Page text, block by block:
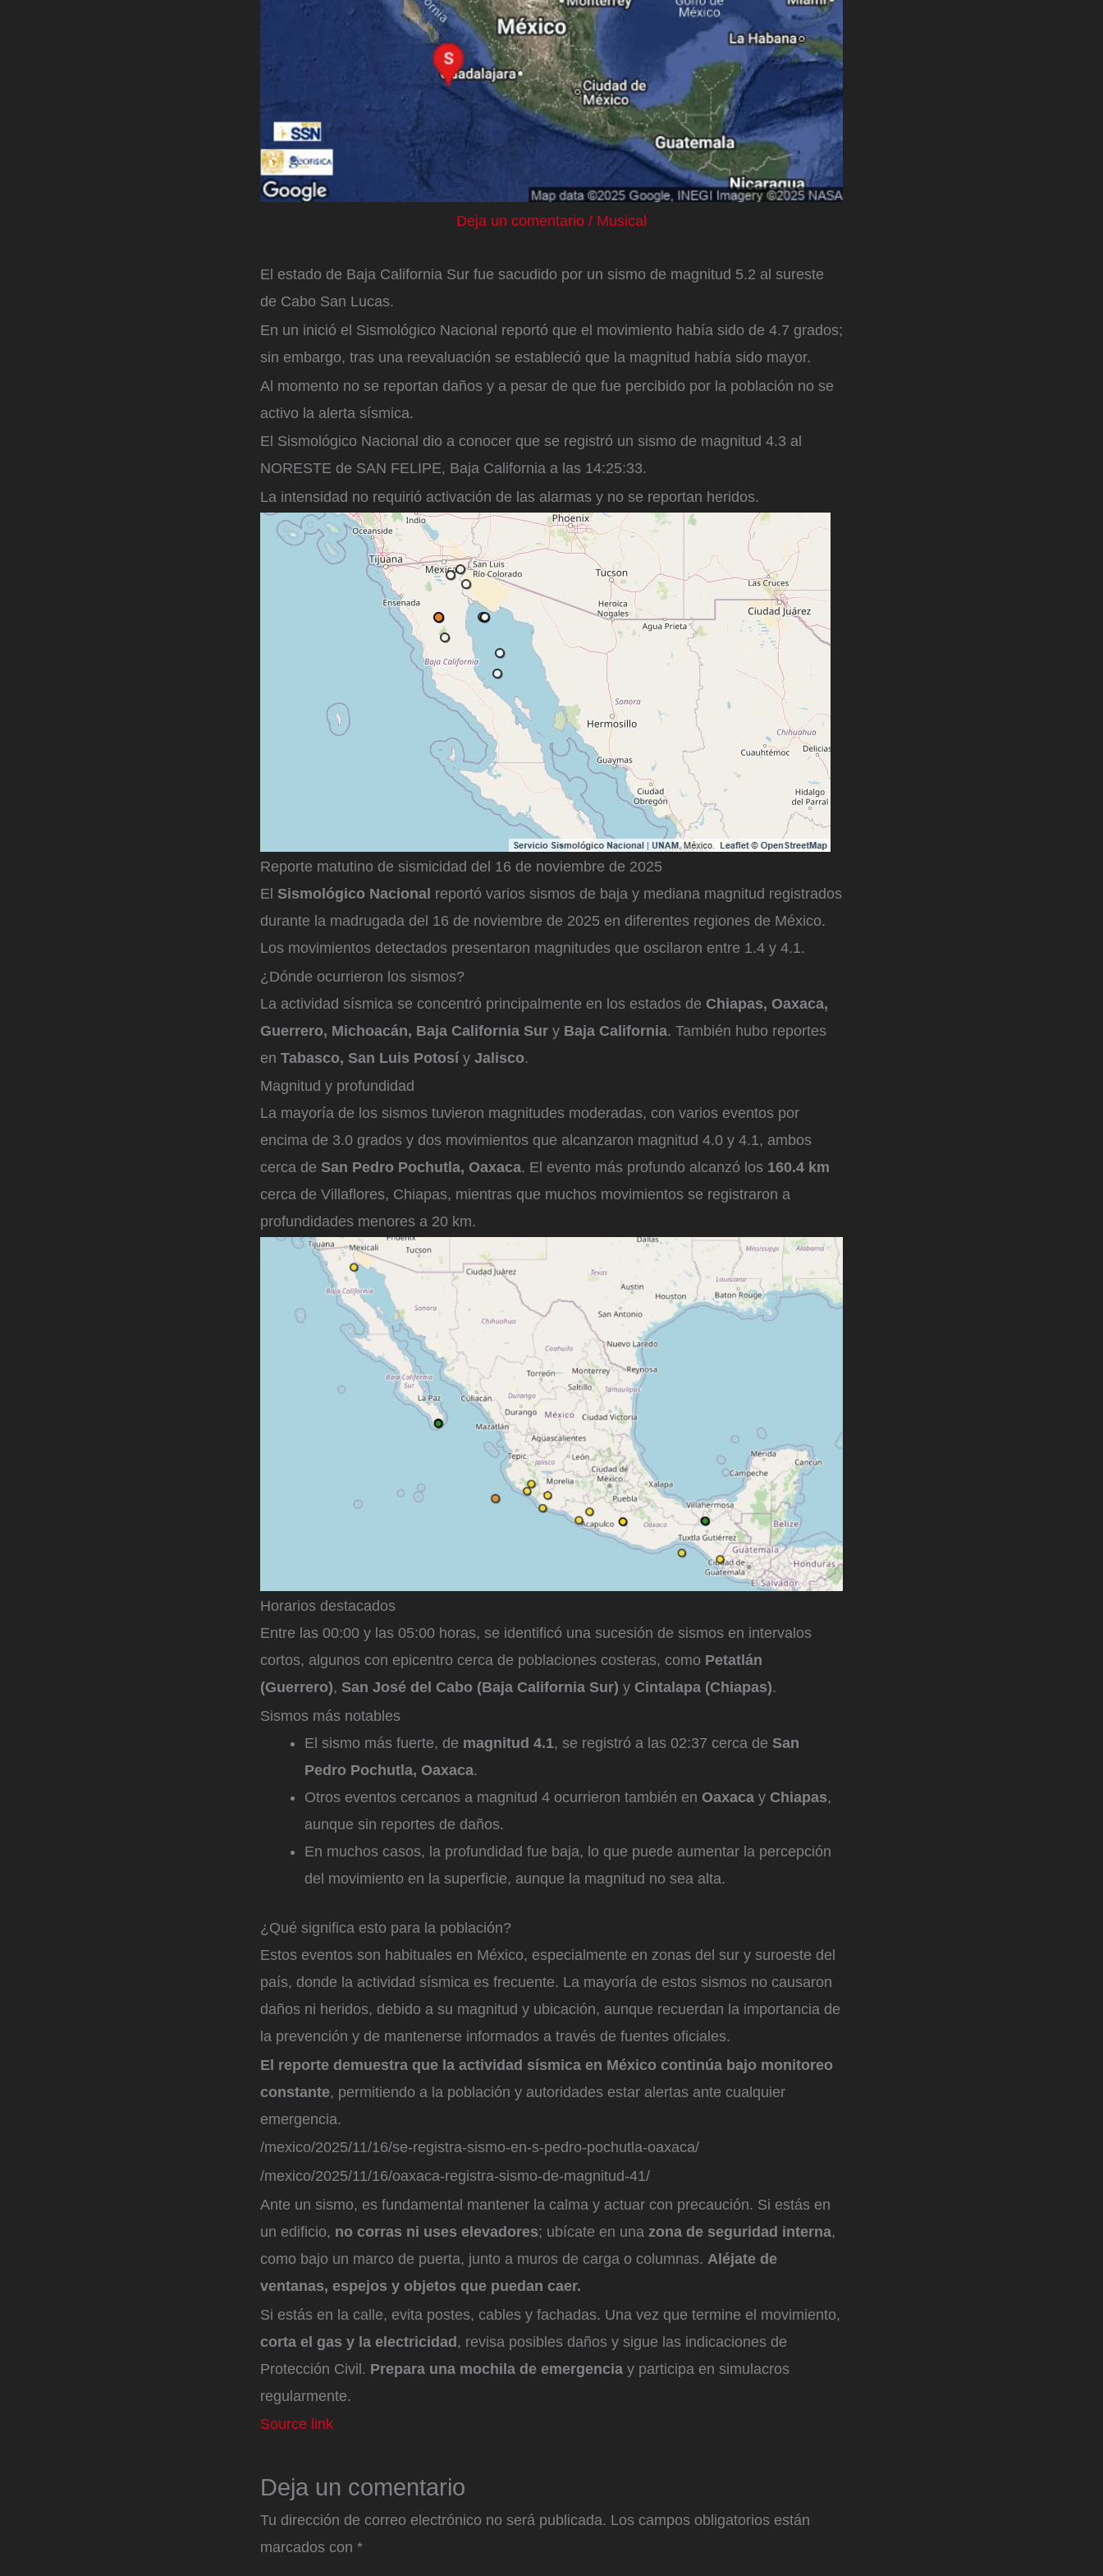
Deja un comentario / Musical
El estado de Baja California Sur fue sacudido por un sismo de magnitud 5.2 al sureste
de Cabo San Lucas.
En un inició el Sismológico Nacional reportó que el movimiento había sido de 4.7 grados;
sin embargo, tras una reevaluación se estableció que la magnitud había sido mayor.
Al momento no se reportan daños y a pesar de que fue percibido por la población no se
activo la alerta sísmica.
El Sismológico Nacional dio a conocer que se registró un sismo de magnitud 4.3 al
NORESTE de SAN FELIPE, Baja California a las 14:25:33.
La intensidad no requirió activación de las alarmas y no se reportan heridos.
Reporte matutino de sismicidad del 16 de noviembre de 2025
El Sismológico Nacional reportó varios sismos de baja y mediana magnitud registrados
durante la madrugada del 16 de noviembre de 2025 en diferentes regiones de México.
Los movimientos detectados presentaron magnitudes que oscilaron entre 1.4 y 4.1.
¿Dónde ocurrieron los sismos?
La actividad sísmica se concentró principalmente en los estados de Chiapas, Oaxaca,
Guerrero, Michoacán, Baja California Sur y Baja California. También hubo reportes
en Tabasco, San Luis Potosíy Jalisco.
Magnitud y profundidad
La mayoría de los sismos tuvieron magnitudes moderadas, con varios eventos por
encima de 3.0 grados y dos movimientos que alcanzaron magnitud 4.0 y 4.1, ambos
cerca de San Pedro Pochutla, Oaxaca. El evento más profundo alcanzó los 160.4 km
cerca de Villaflores, Chiapas, mientras que muchos movimientos se registraron a
profundidades menores a 20 km.
Horarios destacados
Entre las 00:00 y las 05:00 horas, se identificó una sucesión de sismos en intervalos
cortos, algunos con epicentro cerca de poblaciones costeras, como Petatlán
(Guerrero), San José del Cabo (Baja California Sur) y Cintalapa (Chiapas).
Sismos más notables
El sismo más fuerte, de magnitud 4.1, se registró a las 02:37 cerca de San
Pedro Pochutla, Oaxaca.
Otros eventos cercanos a magnitud 4 ocurrieron también en Oaxaca y Chiapas,
aunque sin reportes de daños.
En muchos casos, la profundidad fue baja, lo que puede aumentar la percepción
del movimiento en la superficie, aunque la magnitud no sea alta.
¿Qué significa esto para la población?
Estos eventos son habituales en México, especialmente en zonas del sur y suroeste del
país, donde la actividad sísmica es frecuente. La mayoría de estos sismos no causaron
daños ni heridos, debido a su magnitud y ubicación, aunque recuerdan la importancia de
la prevención y de mantenerse informados a través de fuentes oficiales.
El reporte demuestra que la actividad sísmica en México continúa bajo monitoreo
constante, permitiendo a la población y autoridades estar alertas ante cualquier
emergencia.
/mexico/2025/11/16/se-registra-sismo-en-s-pedro-pochutla-oaxaca/
/mexico/2025/11/16/oaxaca-registra-sismo-de-magnitud-41/
Ante un sismo, es fundamental mantener la calma y actuar con precaución. Si estás en
un edificio, no corras ni uses elevadores; ubícate en una zona de seguridad interna,
como bajo un marco de puerta, junto a muros de carga o columnas. Aléjate de
ventanas, espejos y objetos que puedan caer.
Si estás en la calle, evita postes, cables y fachadas. Una vez que termine el movimiento,
corta el gas y la electricidad, revisa posibles daños y sigue las indicaciones de
Protección Civil. Prepara una mochila de emergencia y participa en simulacros
regularmente.
Source link
Deja un comentario
Tu dirección de correo electrónico no será publicada. Los campos obligatorios están
marcados con *